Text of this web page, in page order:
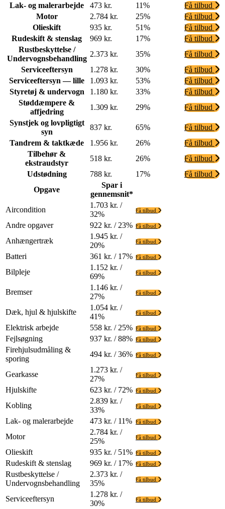
Lak- og malerarbejde
473 kr. 11%
Få tilbud
Motor
2.784 kr. 25%
Få tilbud
Olieskift
935 kr. 51%
Få tilbud
Rudeskift & stenslag
969 kr. 17%
Få tilbud
Rustbeskyttelse /
Undervognsbehandling
2.373 kr. 35%
Få tilbud
Serviceeftersyn
1.278 kr. 30%
Få tilbud
Serviceeftersyn — lille
1.093 kr. 53%
Få tilbud
Styretøj & undervogn
1.180 kr. 33%
Få tilbud
Støddæmpere &
affjedring
1.309 kr. 29%
Få tilbud
Synstjek og lovpligtigt
syn
837 kr. 65%
Få tilbud
Tandrem & taktkæde
1.956 kr. 26%
Få tilbud
Tilbehør &
ekstraudstyr
518 kr. 26%
Få tilbud
Udstødning
788 kr. 17%
Få tilbud
Opgave
Spar i
gennemsnit*
Aircondition
1.703 kr. /
32%
Få tilbud
Andre opgaver 922 kr. / 23% Få tilbud
Anhængertræk
1.945 kr. /
20%
Få tilbud
Batteri 361 kr. / 17% Få tilbud
Bilpleje
1.152 kr. /
69%
Få tilbud
Bremser
1.146 kr. /
27%
Få tilbud
Dæk, hjul & hjulskifte
1.054 kr. /
41%
Få tilbud
Elektrisk arbejde 558 kr. / 25% Få tilbud
Fejlsøgning 937 kr. / 88% Få tilbud
Firehjulsudmåling &
sporing
494 kr. / 36% Få tilbud
Gearkasse
1.273 kr. /
27%
Få tilbud
Hjulskifte 623 kr. / 72% Få tilbud
Kobling
2.839 kr. /
33%
Få tilbud
Lak- og malerarbejde 473 kr. / 11% Få tilbud
Motor
2.784 kr. /
25%
Få tilbud
Olieskift 935 kr. / 51% Få tilbud
Rudeskift & stenslag 969 kr. / 17% Få tilbud
Rustbeskyttelse /
Undervognsbehandling
2.373 kr. /
35%
Få tilbud
Serviceeftersyn
1.278 kr. /
30%
Få tilbud